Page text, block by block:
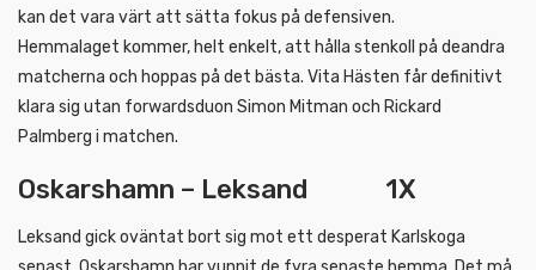
kan det vara värt att sätta fokus på defensiven.
Hemmalaget kommer, helt enkelt, att hålla stenkoll på deandra
matcherna och hoppas på det bästa. Vita Hästen får definitivt
klara sig utan forwardsduon Simon Mitman och Rickard
Palmberg i matchen.
Oskarshamn – Leksand 1X
Leksand gick oväntat bort sig mot ett desperat Karlskoga